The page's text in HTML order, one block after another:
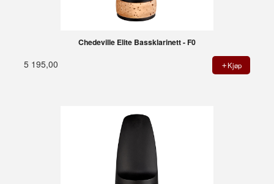
Chedeville Elite Bassklarinett - F0
5 195,00 Kjøp